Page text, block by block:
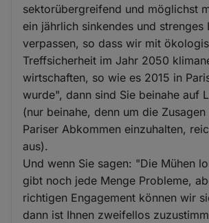
sektorübergreifend und möglichst
ein jährlich sinkendes und strenges
verpassen, so dass wir mit
Treffsicherheit im Jahr 2050
wirtschaften, so wie es 2015 in
wurde", dann sind Sie beinahe auf
(nur beinahe, denn um die Zusagen
Pariser Abkommen einzuhalten,
aus).
Und wenn Sie sagen: "Die Mühen
gibt noch jede Menge Probleme,
richtigen Engagement können wir
dann ist Ihnen zweifellos